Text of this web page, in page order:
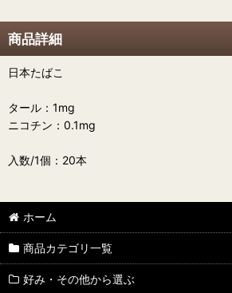
商品詳細
日本たばこ
タール：1mg
ニコチン：0.1mg
入数/1個：20本
ホーム
商品カテゴリ一覧
好み・その他から選ぶ